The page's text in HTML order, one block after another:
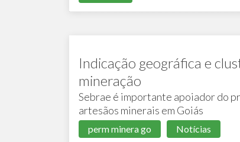
Indicação geográfica e
mineração
Sebrae é importante apoiador do
artesãos minerais em Goiás
perm minera go Notícias